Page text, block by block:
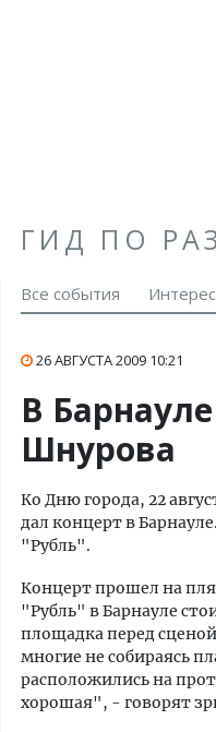
ГИД ПО
Все события
26 АВГУСТА 2009 10:21
В
Шнурова
Ко Дню города, 22
дал концерт в
"Рубль".
Концерт прошел на
"Рубль" в Барнауле
площадка перед
многие не собираясь
расположились на
хорошая", - говорят